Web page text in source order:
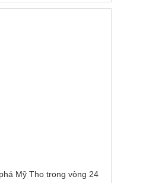
Mỹ Tho trong vòng 24